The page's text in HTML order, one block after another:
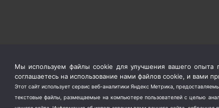
Мы используем файлы cookie для улучшения вашего опыта
соглашаетесь на использование нами файлов cookie, и вами
Этот сайт использует сервис веб-аналитики Яндекс Метрика,
текстовые файлы, размещаемые на компьютере пользователей с целью